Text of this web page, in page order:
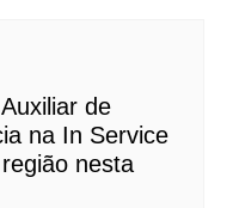
de
na In Service
nesta